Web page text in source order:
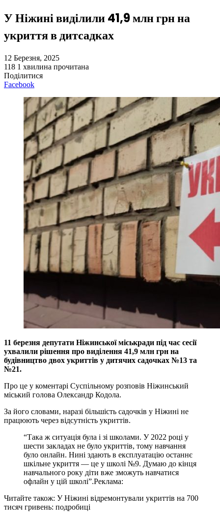
У Ніжині виділили 41,9 млн грн на
укриття в дитсадках
12 Березня, 2025
118 1 хвилина прочитана
Поділитися
Facebook
11 березня депутати Ніжинської міськради під час сесії
ухвалили рішення про виділення 41,9 млн грн на
будівництво двох укриттів у дитячих садочках №13 та
№21.
Про це у коментарі Суспільному розповів Ніжинський
міський голова Олександр Кодола.
За його словами, наразі більшість садочків у Ніжині не
працюють через відсутність укриттів.
“Така ж ситуація була і зі школами. У 2022 році у
шести закладах не було укриттів, тому навчання
було онлайн. Нині здають в експлуатацію останнє
шкільне укриття — це у школі №9. Думаю до кінця
навчального року діти вже зможуть навчатися
офлайн у цій школі”.Реклама:
Читайте також: У Ніжині відремонтували укриттів на 700
тисяч гривень: подробиці